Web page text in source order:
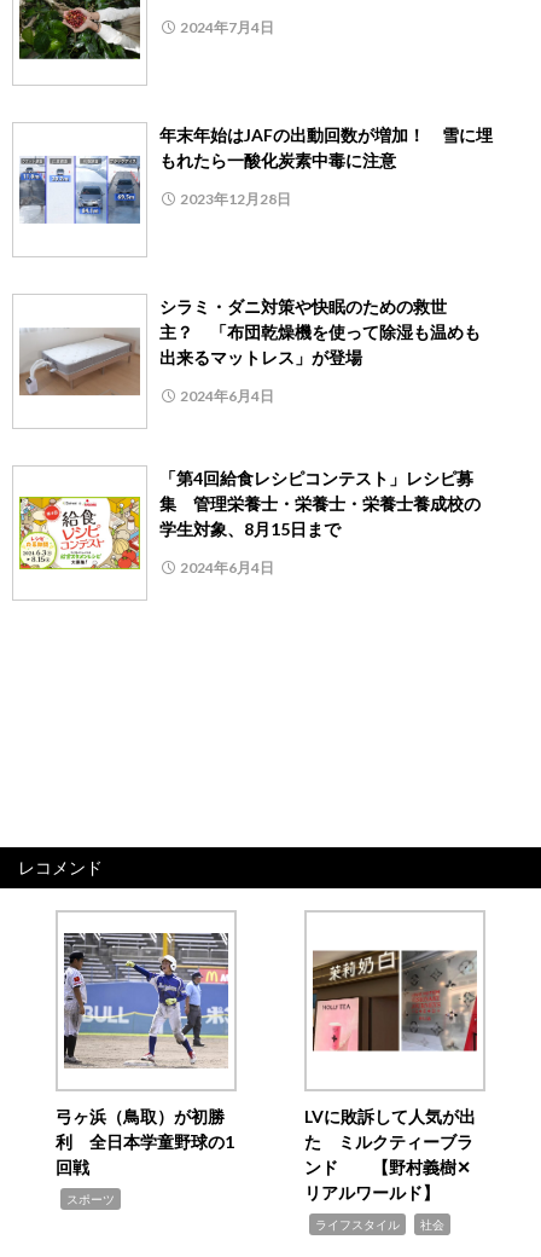
2024年7月4日
年末年始はJAFの出動回数が増加！ 雪に埋
もれたら一酸化炭素中毒に注意
2023年12月28日
シラミ・ダニ対策や快眠のための救世
主？ 「布団乾燥機を使って除湿も温めも
出来るマットレス」が登場
2024年6月4日
「第4回給食レシピコンテスト」レシピ募
集 管理栄養士・栄養士・栄養士養成校の
学生対象、8月15日まで
2024年6月4日
レコメンド
弓ヶ浜（鳥取）が初勝
利 全日本学童野球の1
回戦
スポーツ
LVに敗訴して人気が出
た ミルクティーブラ
ンド 【野村義樹✕
リアルワールド】
ライフスタイル 社会